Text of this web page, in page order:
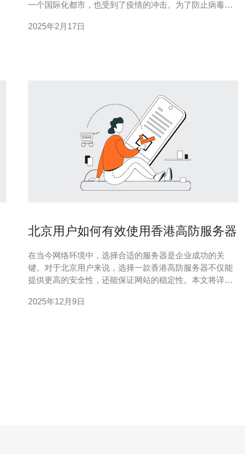
一个国际化都市，也受到了疫情的冲击。为了防止病毒的
的健康与安全。 为确保乘客的健康和安全，香港高铁公司
2025年2月17日
北京用户如何有效使用香港高防服务器
在当今网络环境中，选择合适的服务器是企业成功的关
键。对于北京用户来说，选择一款香港高防服务器不仅能
提供更高的安全性，还能保证网站的稳定性。本文将详细
便宜且最有效的使用方法。 香港高防服务器的优势 香港高
2025年12月9日